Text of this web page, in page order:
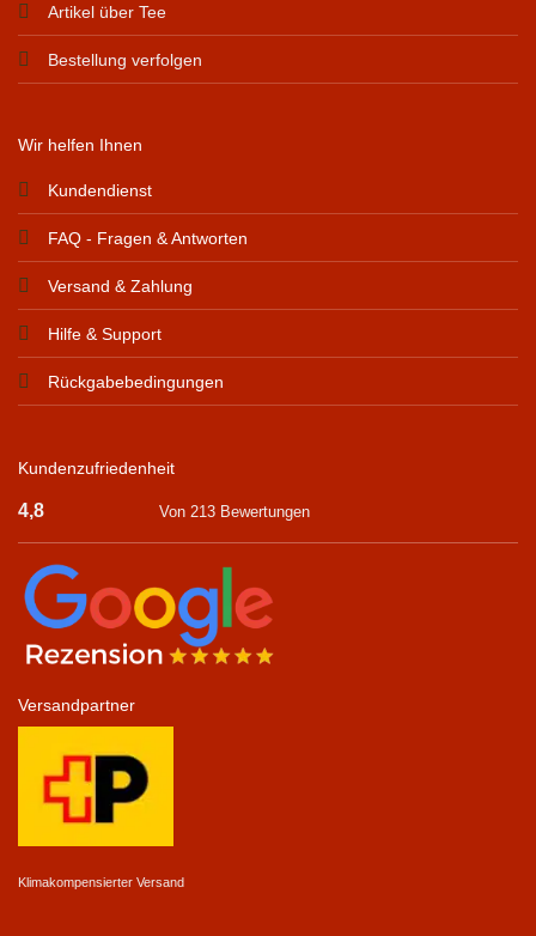
Artikel über Tee
Bestellung verfolgen
Wir helfen Ihnen
Kundendienst
FAQ - Fragen & Antworten
Versand & Zahlung
Hilfe & Support
Rückgabebedingungen
Kundenzufriedenheit
4,8 Von 213 Bewertungen
Versandpartner
Klimakompensierter Versand